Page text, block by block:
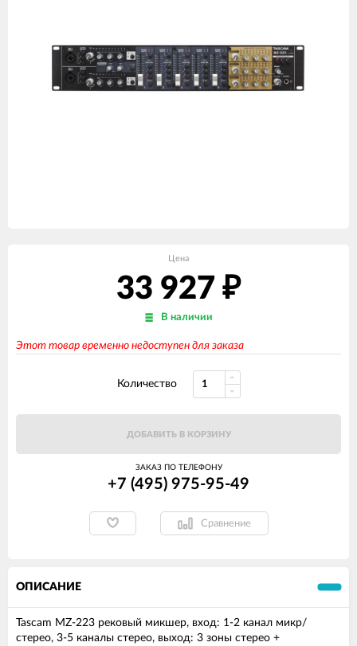
Цена
33 927 ₽
В наличии
Этот товар временно недоступен для заказа
Количество
ДОБАВИТЬ В КОРЗИНУ
ЗАКАЗ ПО ТЕЛЕФОНУ
+7 (495) 975-95-49
Сравнение
ОПИСАНИЕ
Tascam MZ-223 рековый микшер, вход: 1-2 канал микр/
стерео, 3-5 каналы стерео, выход: 3 зоны стерео +